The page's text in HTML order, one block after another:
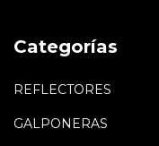
Categorías
REFLECTORES
GALPONERAS